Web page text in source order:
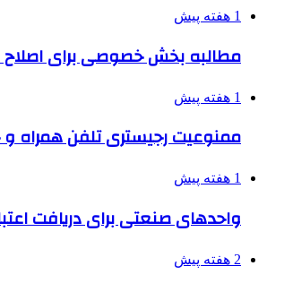
1 هفته پیش
مطالبه بخش خصوصی برای اصلاح
1 هفته پیش
ممنوعیت رجیستری تلفن همراه و
1 هفته پیش
واحدهای صنعتی برای دریافت
2 هفته پیش